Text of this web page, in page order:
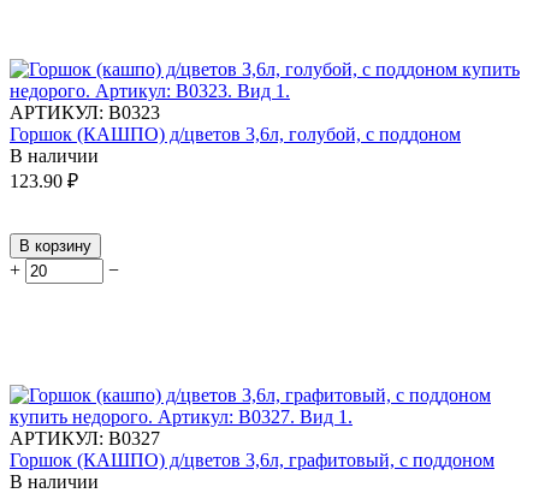
АРТИКУЛ: В0323
Горшок (КАШПО) д/цветов 3,6л, голубой, с поддоном
В наличии
123.90 ₽
В корзину
+ −
АРТИКУЛ: В0327
Горшок (КАШПО) д/цветов 3,6л, графитовый, с поддоном
В наличии